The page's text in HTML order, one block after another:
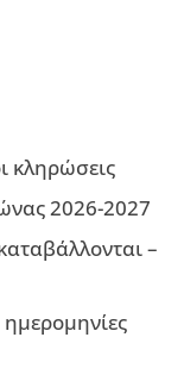
κληρώσεις
2026-2027
–